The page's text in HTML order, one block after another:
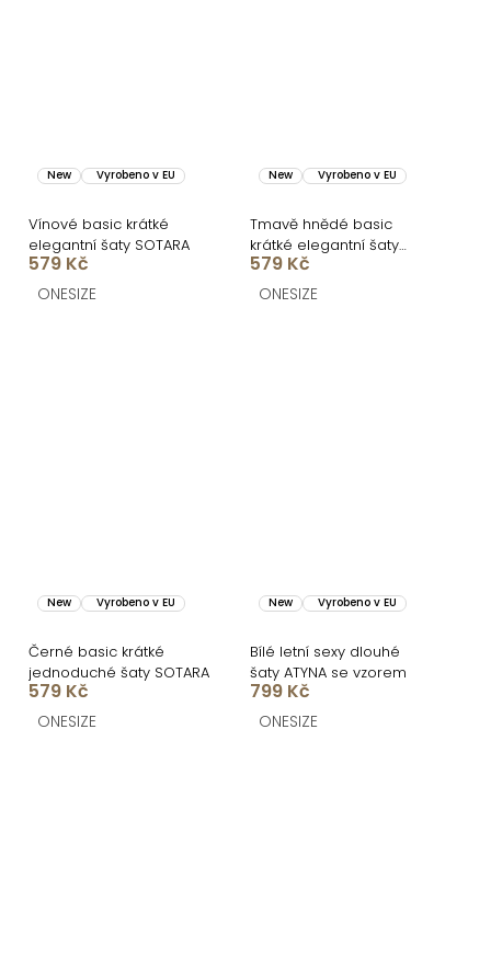
New Vyrobeno v EU
Vínové basic krátké
elegantní šaty SOTARA
579 Kč
ONESIZE
New Vyrobeno v EU
Tmavě hnědé basic
krátké elegantní šaty
SOTARA
579 Kč
ONESIZE
New Vyrobeno v EU
Černé basic krátké
jednoduché šaty SOTARA
579 Kč
ONESIZE
New Vyrobeno v EU
Bílé letní sexy dlouhé
šaty ATYNA se vzorem
799 Kč
ONESIZE